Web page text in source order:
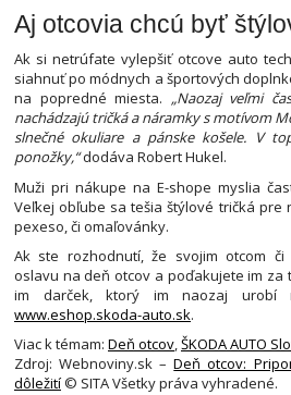
Aj otcovia chcú byť
Ak si netrúfate vylepšiť otcove auto
siahnuť po módnych a športových
na popredné miesta. „Naozaj veľmi
nachádzajú tričká a náramky s motívom
slnečné okuliare a pánske košele. V
ponožky,“dodáva Robert Hukel.
Muži pri nákupe na E-shope myslia
Veľkej obľube sa tešia štýlové tričká pre
pexeso, či omaľovánky.
Ak ste rozhodnutí, že svojim otcom či
oslavu na deň otcov a poďakujete im za
im darček, ktorý im naozaj urobí
www.eshop.skoda-auto.sk.
Viac k témam: Deň otcov,ŠKODA AUTO
Zdroj: Webnoviny.sk –Deň otcov:
dôležití © SITA Všetky práva vyhradené.